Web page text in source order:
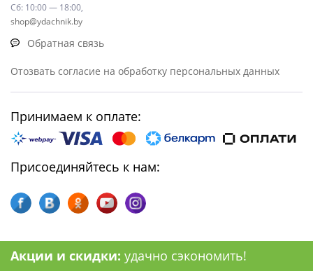
Сб: 10:00 — 18:00,
shop@ydachnik.by
Обратная связь
Отозвать согласие на обработку персональных данных
Принимаем к оплате:
Присоединяйтесь к нам:
Акции и скидки: удачно сэкономить!